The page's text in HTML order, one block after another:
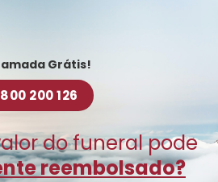
Grátis!
800 200 126
do funeral pode
reembolsado?